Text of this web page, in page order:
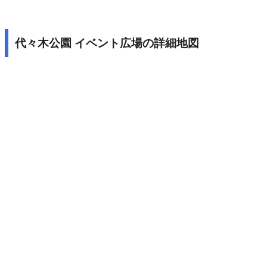
代々木公園 イベント広場の詳細地図